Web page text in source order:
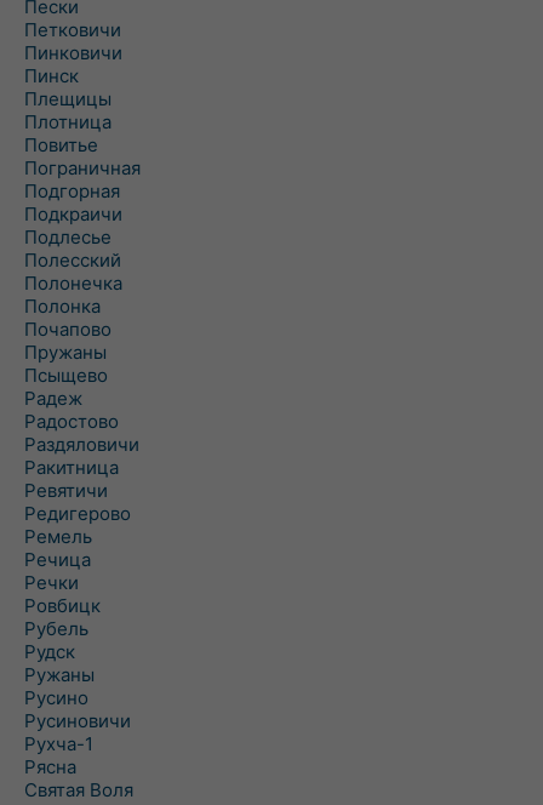
Пески
Петковичи
Пинковичи
Пинск
Плещицы
Плотница
Повитье
Пограничная
Подгорная
Подкраичи
Подлесье
Полесский
Полонечка
Полонка
Почапово
Пружаны
Псыщево
Радеж
Радостово
Раздяловичи
Ракитница
Ревятичи
Редигерово
Ремель
Речица
Речки
Ровбицк
Рубель
Рудск
Ружаны
Русино
Русиновичи
Рухча-1
Рясна
Святая Воля